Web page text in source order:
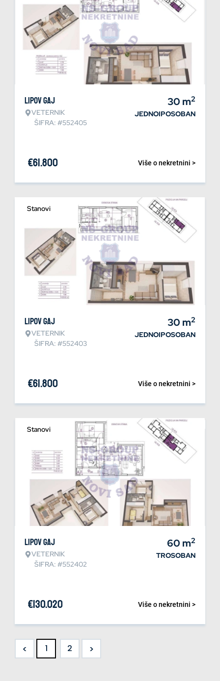
Lipov gaj
VETERNIK
ŠIFRA: #552405
30 m2
JEDNOIPOSOBAN
Više o nekretnini >
€61.800
Stanovi
Lipov gaj
VETERNIK
ŠIFRA: #552403
30 m2
JEDNOIPOSOBAN
Više o nekretnini >
€61.800
Stanovi
Lipov gaj
VETERNIK
ŠIFRA: #552402
60 m2
TROSOBAN
Više o nekretnini >
€130.020
< 1 2 >